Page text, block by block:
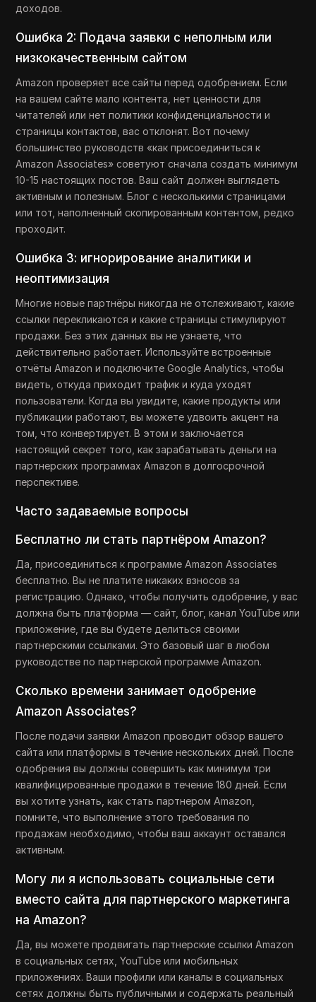
доходов.
Ошибка 2: Подача заявки с неполным или
низкокачественным сайтом
Amazon проверяет все сайты перед одобрением. Если
на вашем сайте мало контента, нет ценности для
читателей или нет политики конфиденциальности и
страницы контактов, вас отклонят. Вот почему
большинство руководств «как присоединиться к
Amazon Associates» советуют сначала создать минимум
10-15 настоящих постов. Ваш сайт должен выглядеть
активным и полезным. Блог с несколькими страницами
или тот, наполненный скопированным контентом, редко
проходит.
Ошибка 3: игнорирование аналитики и
неоптимизация
Многие новые партнёры никогда не отслеживают, какие
ссылки перекликаются и какие страницы стимулируют
продажи. Без этих данных вы не узнаете, что
действительно работает. Используйте встроенные
отчёты Amazon и подключите Google Analytics, чтобы
видеть, откуда приходит трафик и куда уходят
пользователи. Когда вы увидите, какие продукты или
публикации работают, вы можете удвоить акцент на
том, что конвертирует. В этом и заключается
настоящий секрет того, как зарабатывать деньги на
партнерских программах Amazon в долгосрочной
перспективе.
Часто задаваемые вопросы
Бесплатно ли стать партнёром Amazon?
Да, присоединиться к программе Amazon Associates
бесплатно. Вы не платите никаких взносов за
регистрацию. Однако, чтобы получить одобрение, у вас
должна быть платформа — сайт, блог, канал YouTube или
приложение, где вы будете делиться своими
партнерскими ссылками. Это базовый шаг в любом
руководстве по партнерской программе Amazon.
Сколько времени занимает одобрение
Amazon Associates?
После подачи заявки Amazon проводит обзор вашего
сайта или платформы в течение нескольких дней. После
одобрения вы должны совершить как минимум три
квалифицированные продажи в течение 180 дней. Если
вы хотите узнать, как стать партнером Amazon,
помните, что выполнение этого требования по
продажам необходимо, чтобы ваш аккаунт оставался
активным.
Могу ли я использовать социальные сети
вместо сайта для партнерского маркетинга
на Amazon?
Да, вы можете продвигать партнерские ссылки Amazon
в социальных сетях, YouTube или мобильных
приложениях. Ваши профили или каналы в социальных
сетях должны быть публичными и содержать реальный